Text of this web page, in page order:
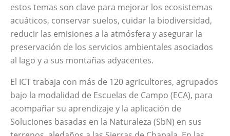
estos temas son clave para mejorar los ecosistemas
acuáticos, conservar suelos, cuidar la biodiversidad,
reducir las emisiones a la atmósfera y asegurar la
preservación de los servicios ambientales asociados
al lago y a sus montañas adyacentes.
El ICT trabaja con más de 120 agricultores, agrupados
bajo la modalidad de Escuelas de Campo (ECA), para
acompañar su aprendizaje y la aplicación de
Soluciones basadas en la Naturaleza (SbN) en sus